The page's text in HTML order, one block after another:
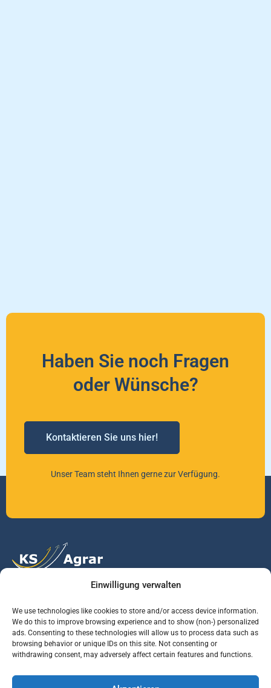
Einwilligung verwalten
We use technologies like cookies to store and/or access device information.
We do this to improve browsing experience and to show (non-) personalized
ads. Consenting to these technologies will allow us to process data such as
browsing behavior or unique IDs on this site. Not consenting or
withdrawing consent, may adversely affect certain features and functions.
Haben Sie noch Fragen
oder Wünsche?
Kontaktieren Sie uns hier!
Unser Team steht Ihnen gerne zur Verfügung.
Vertrauen Sie auf unsere Expertise im Agrarmarkt.
Services Jobs Informationen